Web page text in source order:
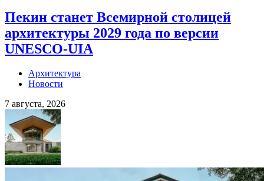
Пекин станет Всемирной столицей
архитектуры 2029 года по версии
UNESCO-UIA
Архитектура
Новости
7 августа, 2026